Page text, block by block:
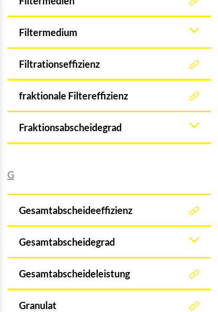
Filtermedium
Filtrationseffizienz
fraktionale Filtereffizienz
Fraktionsabscheidegrad
G
Gesamtabscheideeffizienz
Gesamtabscheidegrad
Gesamtabscheideleistung
Granulat